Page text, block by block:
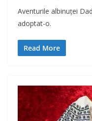
Aventurile albinuței
adoptat-o.
Read More